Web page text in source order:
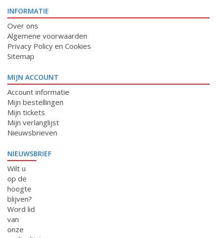
INFORMATIE
Over ons
Algemene voorwaarden
Privacy Policy en Cookies
Sitemap
MIJN ACCOUNT
Account informatie
Mijn bestellingen
Mijn tickets
Mijn verlanglijst
Nieuwsbrieven
NIEUWSBRIEF
Wilt u
op de
hoogte
blijven?
Word lid
van
onze